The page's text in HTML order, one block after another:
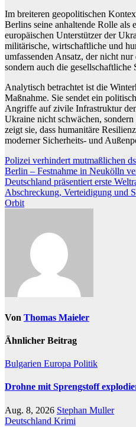
Im breiteren geopolitischen
Berlins seine anhaltende Rolle als
europäischen Unterstützer der
militärische, wirtschaftliche und
umfassenden Ansatz, der nicht
sondern auch die gesellschaftliche
Analytisch betrachtet ist die
Maßnahme. Sie sendet ein
Angriffe auf zivile Infrastruktur
Ukraine nicht schwächen,
zeigt sie, dass humanitäre
moderner Sicherheits- und
Beitragsnavigation
Polizei verhindert mutmaßlichen
Berlin – Festnahme in Neukölln
Deutschland präsentiert erste
Abschreckung, Verteidigung und
Orbit
Von Thomas Maieler
Ähnlicher Beitrag
Bulgarien Europa Politik
Drohne mit Sprengstoff
Aug. 8, 2026 Stephan Muller
Deutschland Krimi